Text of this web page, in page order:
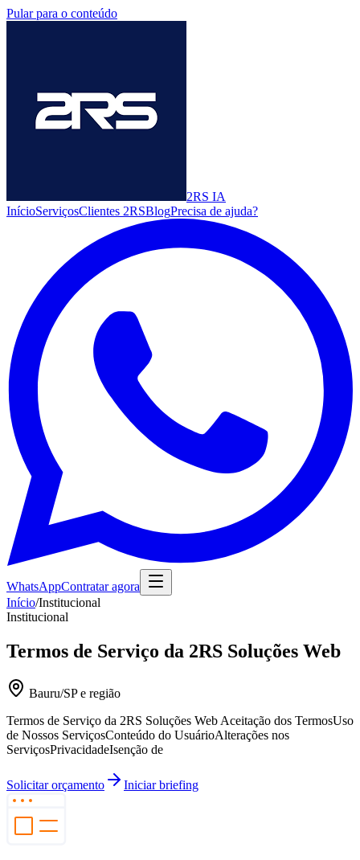
Pular para o conteúdo
2RS IA
InícioServiçosClientes 2RSBlogPrecisa de ajuda?
WhatsAppContratar agora
Início/Institucional
Institucional
Termos de Serviço da 2RS Soluções Web
Bauru/SP e região
Termos de Serviço da 2RS Soluções Web Aceitação dos TermosUso
de Nossos ServiçosConteúdo do UsuárioAlterações nos
ServiçosPrivacidadeIsenção de
Solicitar orçamento Iniciar briefing